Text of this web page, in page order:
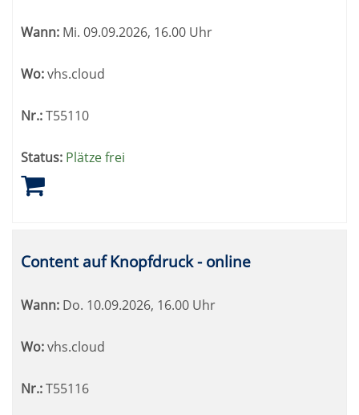
Wann: Mi. 09.09.2026, 16.00 Uhr
Wo:vhs.cloud
Nr.:T55110
Status: Plätze frei
Content auf Knopfdruck - online
Wann: Do. 10.09.2026, 16.00 Uhr
Wo:vhs.cloud
Nr.:T55116